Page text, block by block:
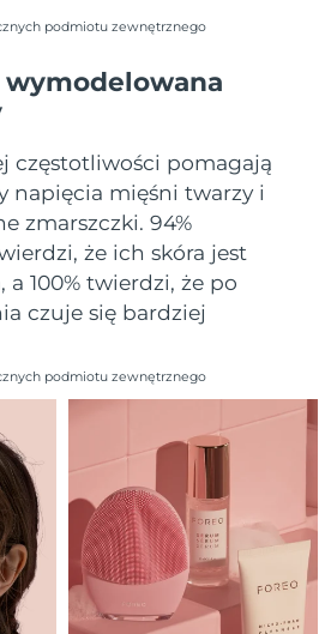
podmiotu zewnętrznego
częstotliwości pomagają
napięcia mięśni twarzy i
zmarszczki. 94%
że ich skóra jest
100% twierdzi, że po
czuje się bardziej
podmiotu zewnętrznego
Oczekiwany czas dostawy
Oczekiwany czas dostawy
11/8/26
Oczekiwany czas dostawy
Oczekiwany czas dostawy
Oczekiwany czas dostawy
14/8/26
Oczekiwany czas dostawy
Oczekiwany czas dostawy
15/8/26
Oczekiwany czas dostawy